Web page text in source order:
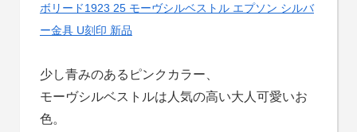
ボリード1923 25 モーヴシルベストル エプソン シルバ
ー金具 U刻印 新品
少し青みのあるピンクカラー、
モーヴシルベストルは人気の高い大人可愛いお
色。